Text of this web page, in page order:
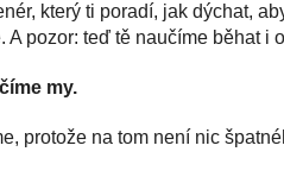
který ti poradí, jak dýchat,
pozor: teď tě naučíme běhat i
my.
protože na tom není nic